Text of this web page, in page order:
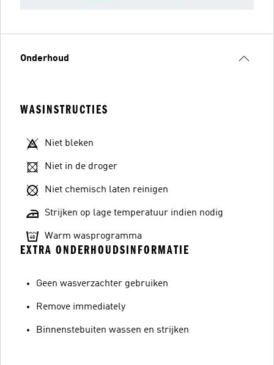
Onderhoud
WASINSTRUCTIES
Niet bleken
Niet in de droger
Niet chemisch laten reinigen
Strijken op lage temperatuur indien nodig
Warm wasprogramma
EXTRA ONDERHOUDSINFORMATIE
Geen wasverzachter gebruiken
Remove immediately
Binnenstebuiten wassen en strijken